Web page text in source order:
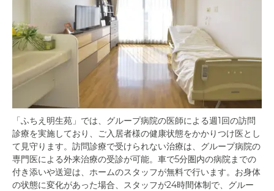
「ふちえ明生苑」では、グループ病院の医師による週1回の訪問
診療を実施しており、ご入居者様の健康状態をかかりつけ医とし
て見守ります。訪問診療で受けられない治療は、グループ病院の
専門医による外来治療の受診が可能。車で5分圏内の病院までの
付き添いや送迎は、ホームのスタッフが無料で行います。お身体
の状態に変化があった場合、スタッフが24時間体制で、グルー